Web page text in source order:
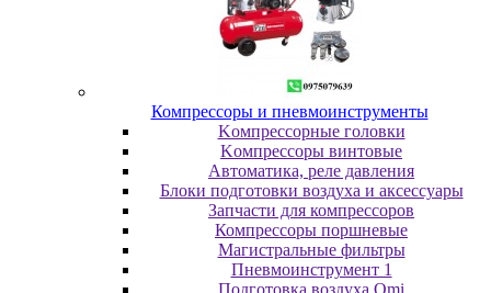
Компрессоры и пневмоинструменты
Koмпpeccopныe гoлoвки
Koмпpeccopы винтoвыe
Автоматика, реле давления
Блоки подготовки воздуха и аксессуары
Запчасти для компрессоров
Компрессоры поршневые
Магистральные фильтры
Пневмоинструмент 1
Подготовка воздуха Omi